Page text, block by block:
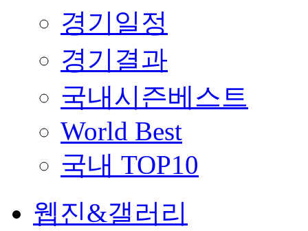
경기일정
경기결과
국내시즌베스트
World Best
국내 TOP10
웹진&갤러리